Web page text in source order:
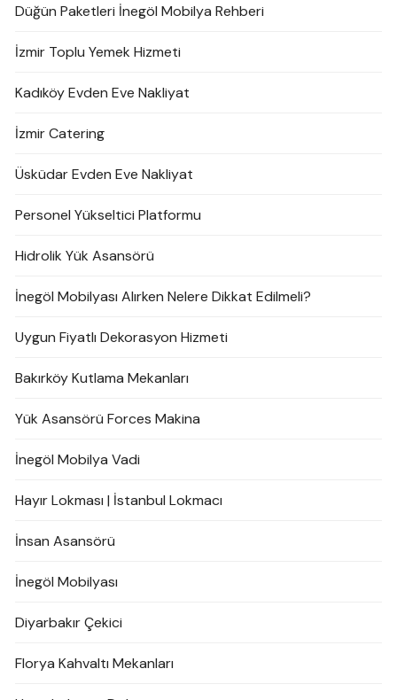
Düğün Paketleri İnegöl Mobilya Rehberi
İzmir Toplu Yemek Hizmeti
Kadıköy Evden Eve Nakliyat
İzmir Catering
Üsküdar Evden Eve Nakliyat
Personel Yükseltici Platformu
Hidrolik Yük Asansörü
İnegöl Mobilyası Alırken Nelere Dikkat Edilmeli?
Uygun Fiyatlı Dekorasyon Hizmeti
Bakırköy Kutlama Mekanları
Yük Asansörü Forces Makina
İnegöl Mobilya Vadi
Hayır Lokması | İstanbul Lokmacı
İnsan Asansörü
İnegöl Mobilyası
Diyarbakır Çekici
Florya Kahvaltı Mekanları